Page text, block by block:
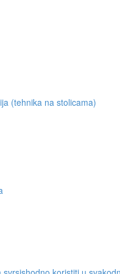
(tehnika na stolicama)